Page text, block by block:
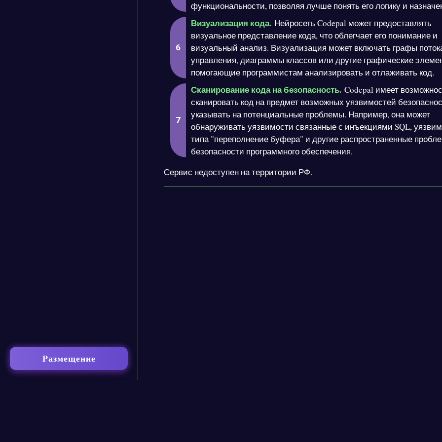
Размещение
функциональности, позволяя лучше понять его логику и
Визуализация кода. Нейросеть Codepal может предоставлять
визуальное представление кода, что облегчает его понимание и
визуальный анализ. Визуализация может включать графы
управления, диаграммы классов или другие графические
помогающие программистам анализировать и отлаживать код.
Сканирование кода на безопасность.Codepal имеет
сканировать код на предмет возможных уязвимостей
указывать на потенциальные проблемы. Например, она может
обнаруживать уязвимости связанные с инъекциями SQL,
типа "переполнение буфера" и другие распространенные
безопасности программного обеспечения.
Сервис недоступен на территории РФ.